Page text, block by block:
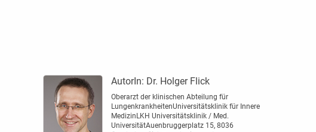
AutorIn: Dr. Holger Flick
Oberarzt der klinischen Abteilung für
LungenkrankheitenUniversitätsklinik für Innere
MedizinLKH Universitätsklinik / Med.
UniversitätAuenbruggerplatz 15, 8036